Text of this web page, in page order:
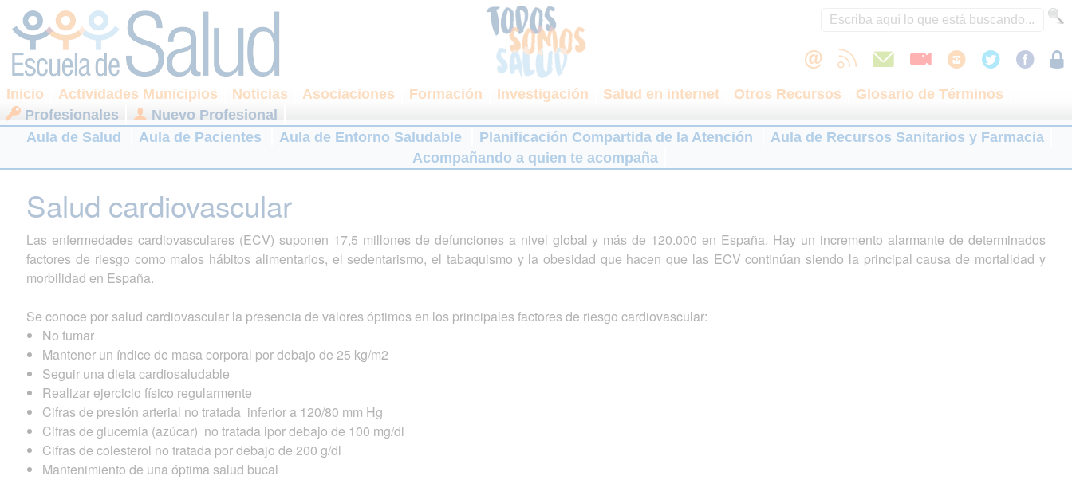
Inicio Actividades Municipios Noticias Asociaciones Formación Investigación Salud en internet Otros Recursos
Glosario de Términos
Profesionales
Nuevo Profesional
Aula de Salud
Aula de Pacientes Aula de Entorno Saludable Planificación Compartida de la Atención
Aula de Recursos Sanitarios y Farmacia
Acompañando a quien te acompaña
Salud cardiovascular
Las enfermedades cardiovasculares (ECV) suponen 17,5 millones de defunciones a nivel global y más de 120.000 en España. Hay un incremento alarmante de determinados
factores de riesgo como malos hábitos alimentarios, el sedentarismo, el tabaquismo y la obesidad que hacen que las ECV continúan siendo la principal causa de mortalidad y
morbilidad en España.
Se conoce por salud cardiovascular la presencia de valores óptimos en los principales factores de riesgo cardiovascular:
No fumar
Mantener un índice de masa corporal por debajo de 25 kg/m2
Seguir una dieta cardiosaludable
Realizar ejercicio físico regularmente
Cifras de presión arterial no tratada inferior a 120/80 mm Hg
Cifras de glucemia (azúcar) no tratada ipor debajo de 100 mg/dl
Cifras de colesterol no tratada por debajo de 200 g/dl
Mantenimiento de una óptima salud bucal